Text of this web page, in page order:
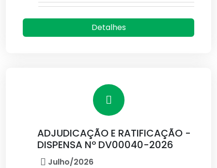
Detalhes
ADJUDICAÇÃO E RATIFICAÇÃO -
DISPENSA Nº DV00040-2026
Julho/2026